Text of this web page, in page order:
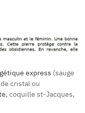
express (sauge
cristal ou
, coquille st-Jacques,